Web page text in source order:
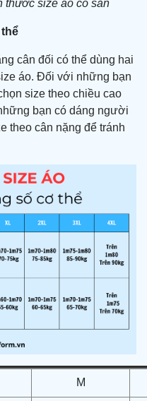
thước size áo có sẵn
cân đối có thể dùng hai
áo. Đối với những bạn
size theo chiều cao
bạn có dáng người
theo cân nặng để tránh
M